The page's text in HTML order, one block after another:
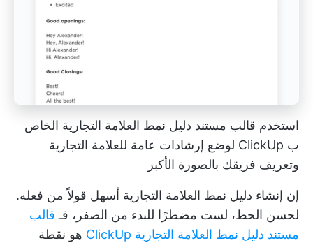
استخدم قالب مستند دليل نمط العلامة التجارية الخاص
ب ClickUp لوضع إرشادات عامة للعلامة التجارية
وتعريف فريقك بالصورة الأكبر
إن إنشاء دليل نمط العلامة التجارية أسهل قولاً من فعله.
لحسن الحظ، لست مضطرًا للبدء من الصفر، فـ قالب
مستند دليل نمط العلامة التجارية ClickUp
هو نقطة